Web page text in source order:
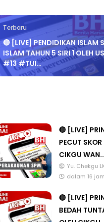
Terbaru
🔴 [LIVE] PENDIDIKAN ISLAM
ISLAM TAHUN 5 SIRI 1 OLEH
#13 #TUI…
🔴 [LIVE]
PECUT
CIKGU
Yu. Chekgu
dalam 16
🔴 [LIVE]
BEDAH